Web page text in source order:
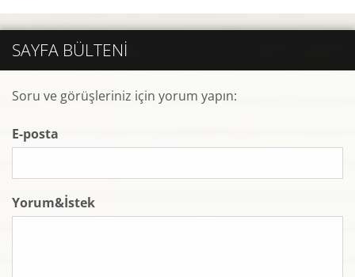
SAYFA BÜLTENI
Soru ve görüşleriniz için yorum yapın:
E-posta
Yorum&İstek